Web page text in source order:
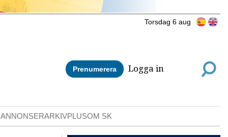
Torsdag 6 aug
Prenumerera Logga in
ARKIVPLUSOM SK